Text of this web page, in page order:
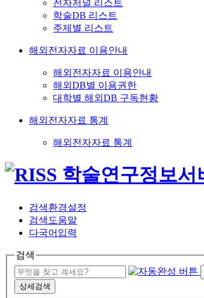
전자저널 리스트
학술DB 리스트
주제별 리스트
해외전자자료 이용안내
해외전자자료 이용안내
해외DB별 이용권한
대학별 해외DB 구독현황
해외전자자료 통계
해외전자자료 통계
검색환경설정
검색도움말
다국어입력
검색
상세검색